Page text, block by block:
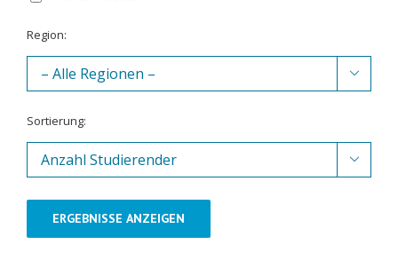
Region:

Sortierung:

ERGEBNISSE ANZEIGEN